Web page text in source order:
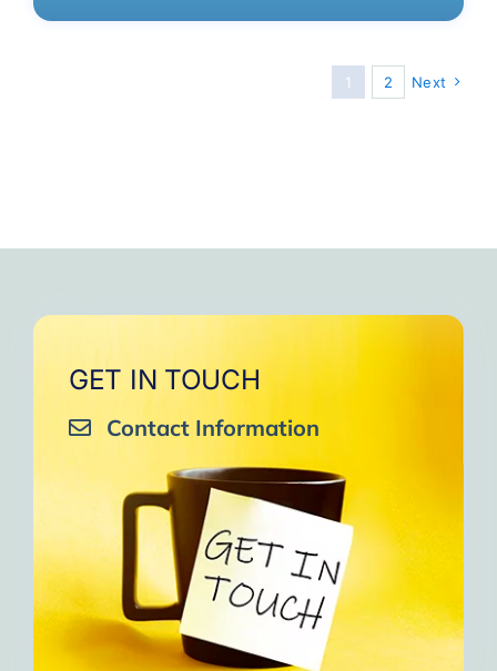
1 2 Next
GET IN TOUCH
Contact Information